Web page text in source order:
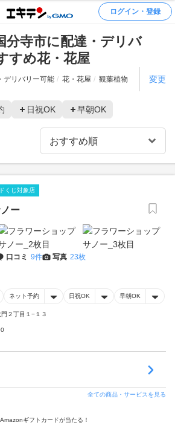
ログイン・登録
分寺市に配達・デリバ
すめ花・花屋
デリバリー可能 花・花屋 観葉植物 変更
日祝OK 早朝OK
くじ対象店
ー
口コミ 9件 写真 23枚
ネット予約 日祝OK 早朝OK
２丁目１−１３
全ての商品・サービスを見る
ギフトカードが当たる！